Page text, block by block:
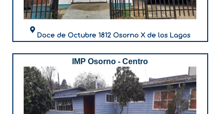
Doce de Octubre 1812 Osorno X de los Lagos
IMP Osorno - Centro